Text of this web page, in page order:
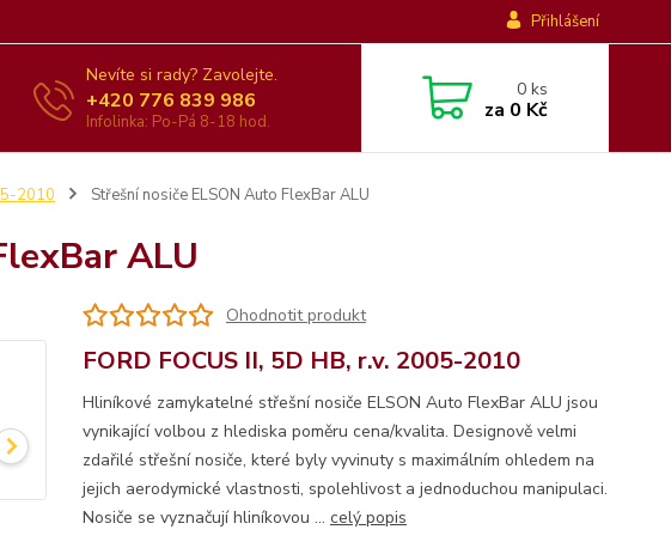
Přihlášení
Nevíte si rady? Zavolejte.
+420 776 839 986
Infolinka: Po-Pá 8-18 hod.
0ks
za 0 Kč
2010 Střešní nosiče ELSON Auto FlexBar ALU
ALU
Ohodnotit produkt
FORD FOCUS II, 5D HB, r.v. 2005-2010
Hliníkové zamykatelné střešní nosiče ELSON Auto FlexBar ALU jsou
vynikající volbou z hlediska poměru cena/kvalita. Designově velmi
zdařilé střešní nosiče, které byly vyvinuty s maximálním ohledem na
jejich aerodymické vlastnosti, spolehlivost a jednoduchou manipulaci.
Nosiče se vyznačují hliníkovou ... celý popis